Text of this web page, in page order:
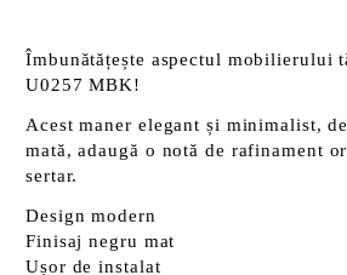
Îmbunătățește aspectul mobilierului
U0257 MBK!
Acest maner elegant și minimalist,
mată, adaugă o notă de rafinament
sertar.
Design modern
Finisaj negru mat
Ușor de instalat